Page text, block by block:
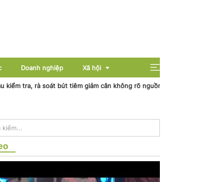
Doanh nghiệp Xã hội
rà soát bút tiêm giảm cân không rõ nguồn gốc